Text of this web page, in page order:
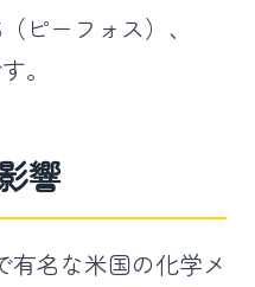
ピーフォス）、
。
響
有名な米国の化学メ